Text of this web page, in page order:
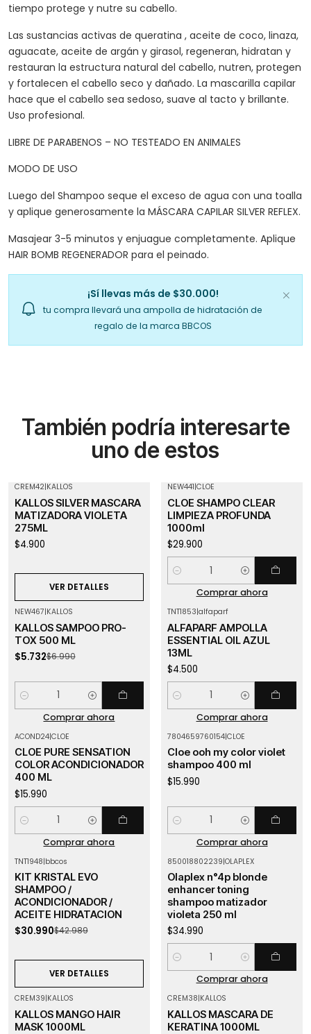
tiempo protege y nutre su cabello.
Las sustancias activas de queratina , aceite de coco, linaza,
aguacate, aceite de argán y girasol, regeneran, hidratan y
restauran la estructura natural del cabello, nutren, protegen
y fortalecen el cabello seco y dañado. La mascarilla capilar
hace que el cabello sea sedoso, suave al tacto y brillante.
Uso profesional.
LIBRE DE PARABENOS – NO TESTEADO EN ANIMALES
MODO DE USO
Luego del Shampoo seque el exceso de agua con una toalla
y aplique generosamente la MÁSCARA CAPILAR SILVER REFLEX.
Masajear 3-5 minutos y enjuague completamente. Aplique
HAIR BOMB REGENERADOR para el peinado.
¡Sí llevas más de $30.000!
tu compra llevará una ampolla de hidratación de
regalo de la marca BBCOS
También podría interesarte
uno de estos
CREM42|KALLOS
KALLOS SILVER MASCARA
MATIZADORA VIOLETA
275ML
$4.900
VER DETALLES
NEW441|CLOE
CLOE SHAMPO CLEAR
LIMPIEZA PROFUNDA
1000ml
$29.900
Cantidad
Comprar ahora
NEW467|KALLOS
KALLOS SAMPOO PRO-
TOX 500 ML
$5.732$6.990
Cantidad
Comprar ahora
TNT1853|alfaparf
ALFAPARF AMPOLLA
ESSENTIAL OIL AZUL
13ML
$4.500
Cantidad
Comprar ahora
ACOND24|CLOE
CLOE PURE SENSATION
COLOR ACONDICIONADOR
400 ML
$15.990
Cantidad
Comprar ahora
7804659760154|CLOE
Cloe ooh my color violet
shampoo 400 ml
$15.990
Cantidad
Comprar ahora
Agotado
TNT1948|bbcos
KIT KRISTAL EVO
SHAMPOO /
ACONDICIONADOR /
ACEITE HIDRATACION
$30.990$42.989
VER DETALLES
850018802239|OLAPLEX
Olaplex n°4p blonde
enhancer toning
shampoo matizador
violeta 250 ml
$34.990
Cantidad
Comprar ahora
CREM39|KALLOS
KALLOS MANGO HAIR
MASK 1000ML
CREM38|KALLOS
KALLOS MASCARA DE
KERATINA 1000ML